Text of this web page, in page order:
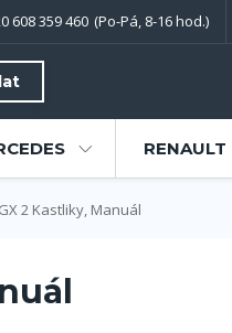
608 359 460 (Po-Pá, 8-16 hod.)
RENAULT
2 Kastliky, Manuál